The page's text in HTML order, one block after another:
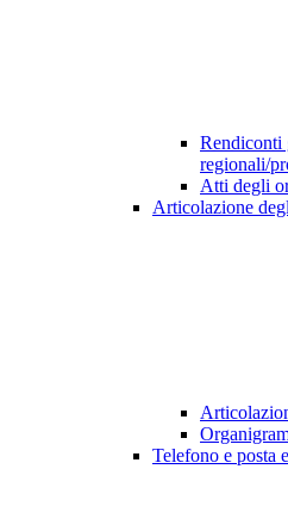
Rendiconti
regionali/
Atti degli
Articolazione
Telefono e posta